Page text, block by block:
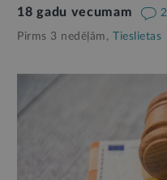
18 gadu vecumam
2
Pirms 3 nedēļām, Tieslietas